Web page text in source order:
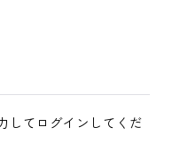
してログインしてくだ